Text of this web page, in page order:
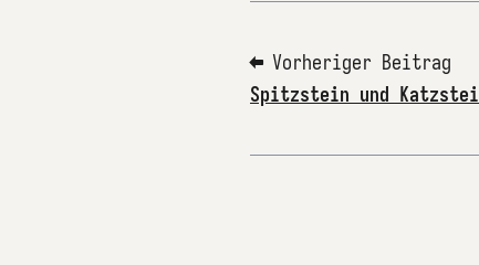
⬅ Vorheriger Beitrag
Spitzstein und